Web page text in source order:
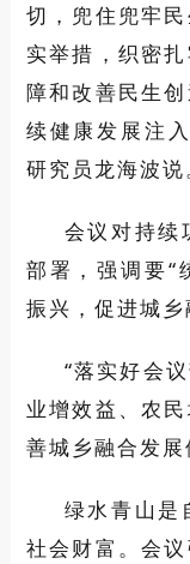
切，兜住兜牢
实举措，织密
障和改善民生
续健康发展注
研究员龙海波说
会议对持续
部署，强调要“
振兴，促进城乡
“落实好会
业增效益、农
善城乡融合发展
绿水青山是
社会财富。会